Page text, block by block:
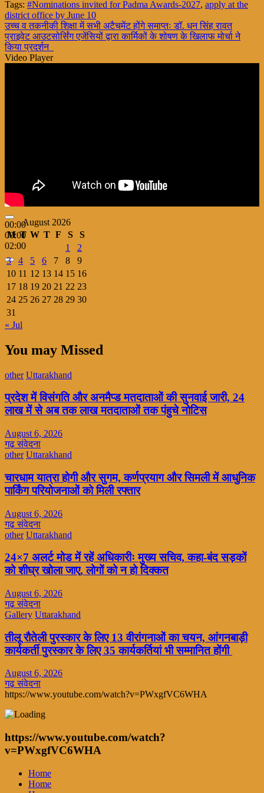
Share
Tags: #Nominations invited for Padma Awards-2027, apply at the
district office by June 10
Post
navigation
उच्च व तकनीकी शिक्षा में सभी अटैचमेंट होंगे समाप्तः डॉ. धन सिंह रावत
प्राइवेट आउटसोर्सिंग एजेंसियों द्वारा कार्मिकों के शोषण के खिलाफ मोर्चा ने
किया प्रदर्शन
Video Player
00:00
00:00
02:00
August 2026
M T W T F S
S
1
2
3
4 5 6 7 8
9
10 11 12 13 14 15 16
17 18 19 20 21 22 23
24 25 26 27 28 29 30
31
« Jul
You may Missed
other Uttarakhand
प्रदेश में विसंगति और अनमैप्ड मतदाताओं की सुनवाई जारी, 24
लाख में से अब तक लाख मतदाताओं तक पंहुचे नोटिस
August 6, 2026
गढ़ संवेदना
other Uttarakhand
चारधाम यात्रा होगी और सुगम, कर्णप्रयाग और सिमली में आधुनिक
पार्किंग परियोजनाओं को मिली रफ्तार
August 6, 2026
गढ़ संवेदना
other Uttarakhand
24×7 अलर्ट मोड में रहें अधिकारीः मुख्य सचिव, कहा-बंद सड़कों
को शीघ्र खोला जाए, लोगों को न हो दिक्कत
August 6, 2026
गढ़ संवेदना
Gallery Uttarakhand
तीलू रौतेली पुरस्कार के लिए 13 वीरांगनाओं का चयन, आंगनबाड़ी
कार्यकर्ती पुरस्कार के लिए 35 कार्यकर्तियां भी सम्मानित होंगी
August 6, 2026
गढ़ संवेदना
https://www.youtube.com/watch?v=PWxgfVC6WHA
https://www.youtube.com/watch?
v=PWxgfVC6WHA
Home
Home